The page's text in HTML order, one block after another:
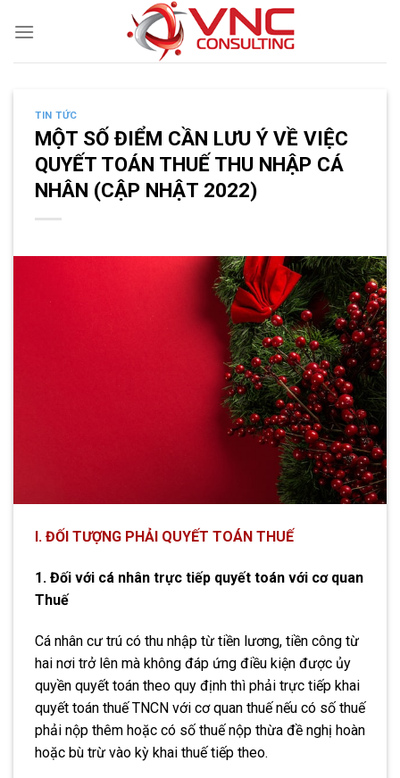
TIN TỨC
MỘT SỐ ĐIỂM CẦN LƯU Ý VỀ VIỆC
QUYẾT TOÁN THUẾ THU NHẬP CÁ
NHÂN (CẬP NHẬT 2022)
I. ĐỐI TƯỢNG PHẢI QUYẾT TOÁN THUẾ
1. Đối với cá nhân trực tiếp quyết toán với cơ quan
Thuế
Cá nhân cư trú có thu nhập từ tiền lương, tiền công từ
hai nơi trở lên mà không đáp ứng điều kiện được ủy
quyền quyết toán theo quy định thì phải trực tiếp khai
quyết toán thuế TNCN với cơ quan thuế nếu có số thuế
phải nộp thêm hoặc có số thuế nộp thừa đề nghị hoàn
hoặc bù trừ vào kỳ khai thuế tiếp theo.